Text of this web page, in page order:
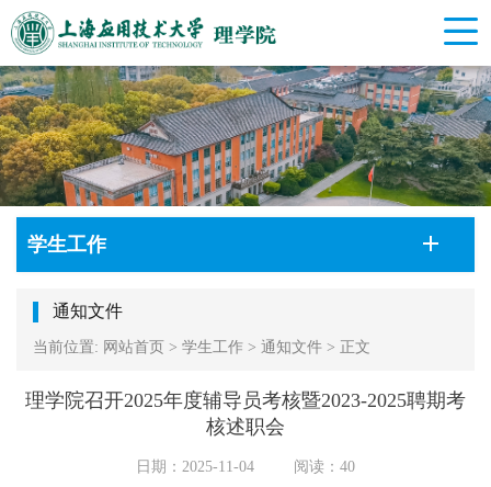
学生工作
通知文件
当前位置: 网站首页 > 学生工作 > 通知文件 > 正文
理学院召开2025年度辅导员考核暨2023-2025聘期考
核述职会
日期：2025-11-04 阅读： 40